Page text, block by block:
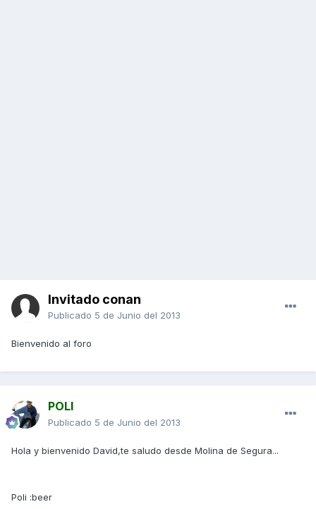
Invitado conan
Publicado 5 de Junio del 2013
Bienvenido al foro
POLI
Publicado 5 de Junio del 2013
Hola y bienvenido David,te saludo desde Molina de Segura...
Poli :beer